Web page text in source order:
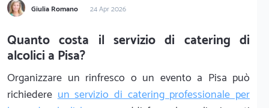
Giulia Romano 24 Apr 2026
Quanto costa il servizio di catering di
alcolici a Pisa?
Organizzare un rinfresco o un evento a Pisa può
richiedereun servizio di catering professionale per